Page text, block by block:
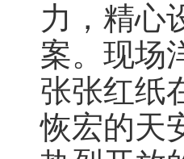
力，精心
案。 现场
张张红纸
恢宏的天